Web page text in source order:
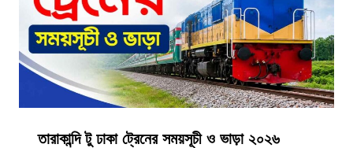
তারাকান্দি টু ঢাকা ট্রেনের সময়সূচী ও ভাড়া ২০২৬